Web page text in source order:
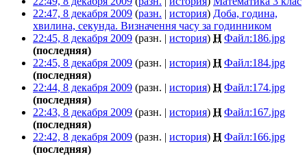
22:47, 8 декабря 2009 (разн. | история) Доба, година,
хвилина, секунда. Визначення часу за годинником
22:45, 8 декабря 2009 (разн. | история) Н Файл:186.jpg
(последняя)
22:45, 8 декабря 2009 (разн. | история) Н Файл:184.jpg
(последняя)
22:44, 8 декабря 2009 (разн. | история) Н Файл:174.jpg
(последняя)
22:43, 8 декабря 2009 (разн. | история) Н Файл:167.jpg
(последняя)
22:42, 8 декабря 2009 (разн. | история) Н Файл:166.jpg
(последняя)